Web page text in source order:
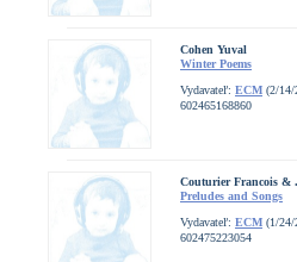
Cohen Yuval
Winter Poems
Vydavateľ: ECM (2/14/
602465168860
Couturier Francois &
Preludes and Songs
Vydavateľ: ECM (1/24/
602475223054